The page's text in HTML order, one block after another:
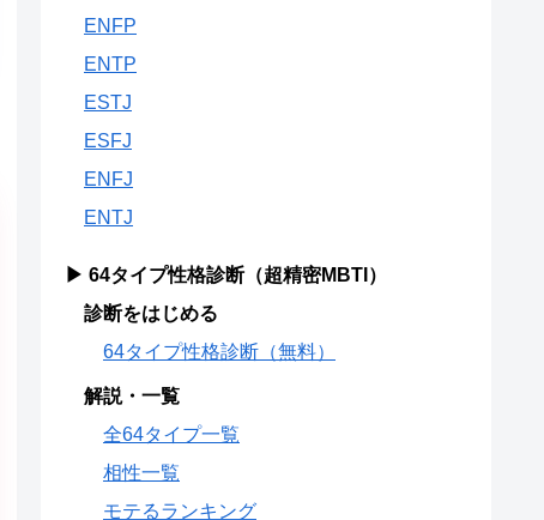
ENFP
ENTP
ESTJ
ESFJ
ENFJ
ENTJ
▶ 64タイプ性格診断（超精密MBTI）
診断をはじめる
64タイプ性格診断（無料）
解説・一覧
全64タイプ一覧
相性一覧
モテるランキング